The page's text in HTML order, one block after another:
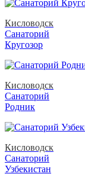
Кисловодск
Санаторий
Кругозор
Кисловодск
Санаторий
Родник
Кисловодск
Санаторий
Узбекистан